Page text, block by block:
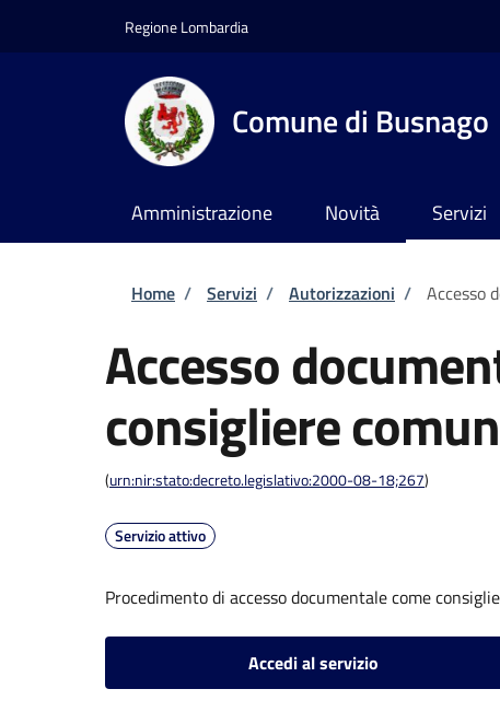
Regione Lombardia
Comune di Busnago
Amministrazione Novità Servizi
Briciole di pane
Home / Servizi / Autorizzazioni / Accesso
Accesso
consigliere
(urn:nir:stato:decreto.legislativo:2000-08-18;267)
Servizio attivo
Procedimento di accesso documentale come
Accedi al servizio